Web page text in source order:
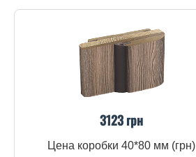
3123 грн
Цена коробки 40*80 мм (грн)